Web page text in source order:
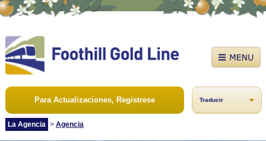
Para Actualizaciones, Registrese Traducir
La Agencia > Agencia